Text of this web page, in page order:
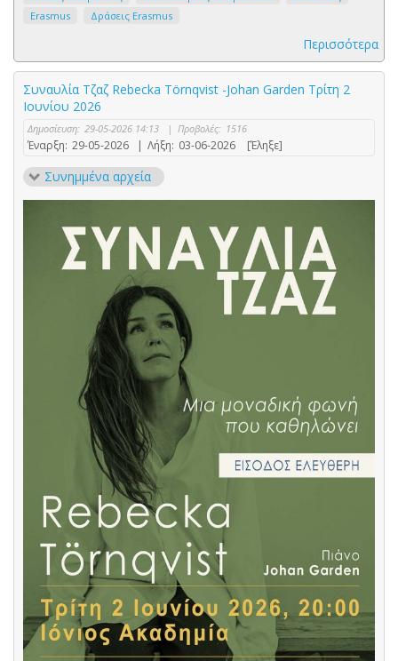
Erasmus
Δράσεις Erasmus
Περισσότερα
Συναυλία Τζαζ Rebecka Törnqvist -Johan Garden Τρίτη 2
Ιουνίου 2026
Δημοσίευση: 29-05-2026 14:13 | Προβολές: 1516
Έναρξη: 29-05-2026 | Λήξη: 03-06-2026 [Έληξε]
Συνημμένα αρχεία